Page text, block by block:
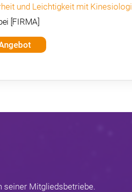
und Leichtigkeit mit
[FIRMA]
Mitgliedsbetriebe.